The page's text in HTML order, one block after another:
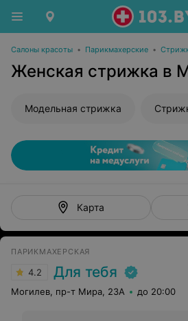
Салоны красоты • Парикмахерские •
Женская стрижка в
Модельная стрижка
Карта
ПАРИКМАХЕРСКАЯ
4.2 Для тебя
Могилев, пр-т Мира, 23А до 20:00